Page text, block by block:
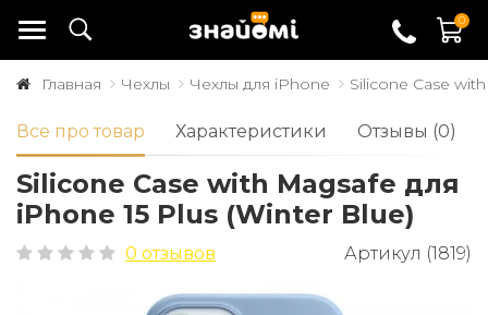
0
Главная Чехлы Чехлы для iPhone Silicone Case
Все про товар Характеристики Отзывы (0)
Silicone Case with Magsafe для
iPhone 15 Plus (Winter Blue)
0 отзывов Артикул (1819)